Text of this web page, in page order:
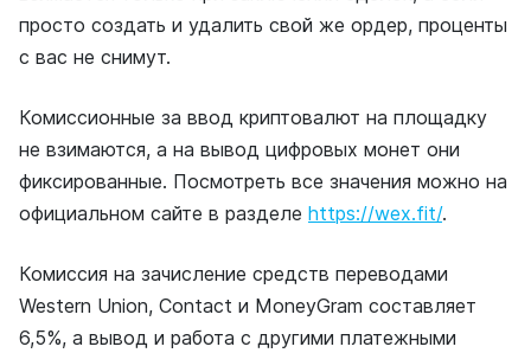
просто создать и удалить свой же ордер, проценты
с вас не снимут.
Комиссионные за ввод криптовалют на площадку
не взимаются, а на вывод цифровых монет они
фиксированные. Посмотреть все значения можно на
официальном сайте в разделе https://wex.fit/.
Комиссия на зачисление средств переводами
Western Union, Contact и MoneyGram составляет
6,5%, а вывод и работа с другими платежными